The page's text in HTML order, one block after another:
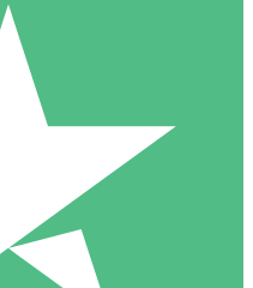
Individuales
descarga. Sin compromiso
00